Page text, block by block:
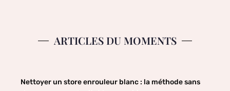
ARTICLES DU MOMENTS
Nettoyer un store enrouleur blanc : la méthode sans